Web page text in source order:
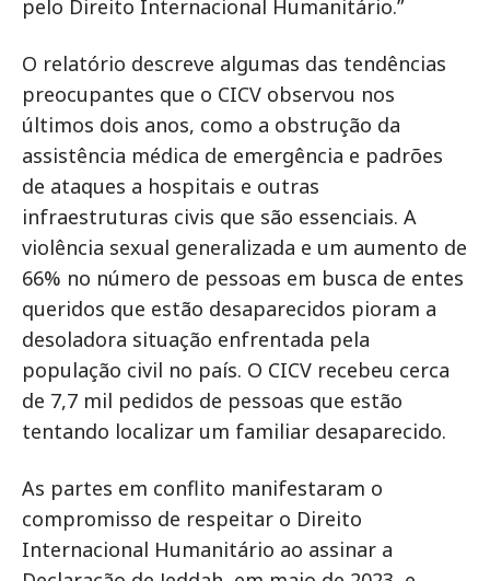
pelo Direito Internacional Humanitário.”
O relatório descreve algumas das tendências
preocupantes que o CICV observou nos
últimos dois anos, como a obstrução da
assistência médica de emergência e padrões
de ataques a hospitais e outras
infraestruturas civis que são essenciais. A
violência sexual generalizada e um aumento de
66% no número de pessoas em busca de entes
queridos que estão desaparecidos pioram a
desoladora situação enfrentada pela
população civil no país. O CICV recebeu cerca
de 7,7 mil pedidos de pessoas que estão
tentando localizar um familiar desaparecido.
As partes em conflito manifestaram o
compromisso de respeitar o Direito
Internacional Humanitário ao assinar a